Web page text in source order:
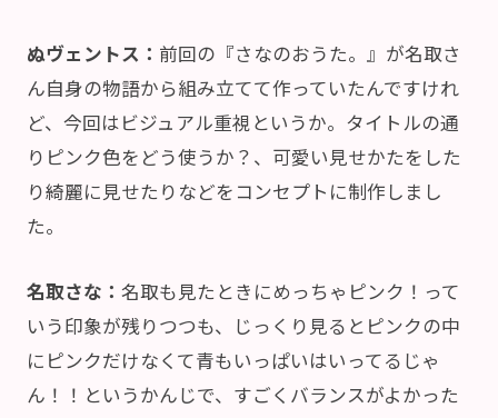
ぬヴェントス： 前回の『さなのおうた。』が名取さ
ん自身の物語から組み立てて作っていたんですけれ
ど、今回はビジュアル重視というか。タイトルの通
りピンク色をどう使うか？、可愛い見せかたをした
り綺麗に見せたりなどをコンセプトに制作しまし
た。
名取さな： 名取も見たときにめっちゃピンク！って
いう印象が残りつつも、じっくり見るとピンクの中
にピンクだけなくて青もいっぱいはいってるじゃ
ん！！というかんじで、すごくバランスがよかった